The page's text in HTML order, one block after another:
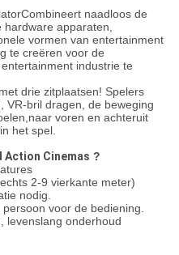
Combineert naadloos de
hardware apparaten,
vormen van entertainment
te creëren voor de
industrie te
drie zitplaatsen! Spelers
VR-bril dragen, de beweging
voren en achteruit
het spel.
Action Cinemas ?
2-9 vierkante meter)
nodig.
voor de bediening.
levenslang onderhoud